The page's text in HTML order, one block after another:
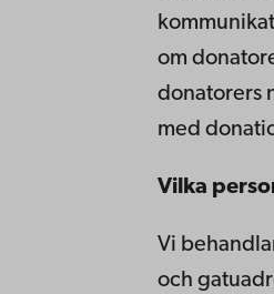
om
donatorers
med
Vilka
Vi
och